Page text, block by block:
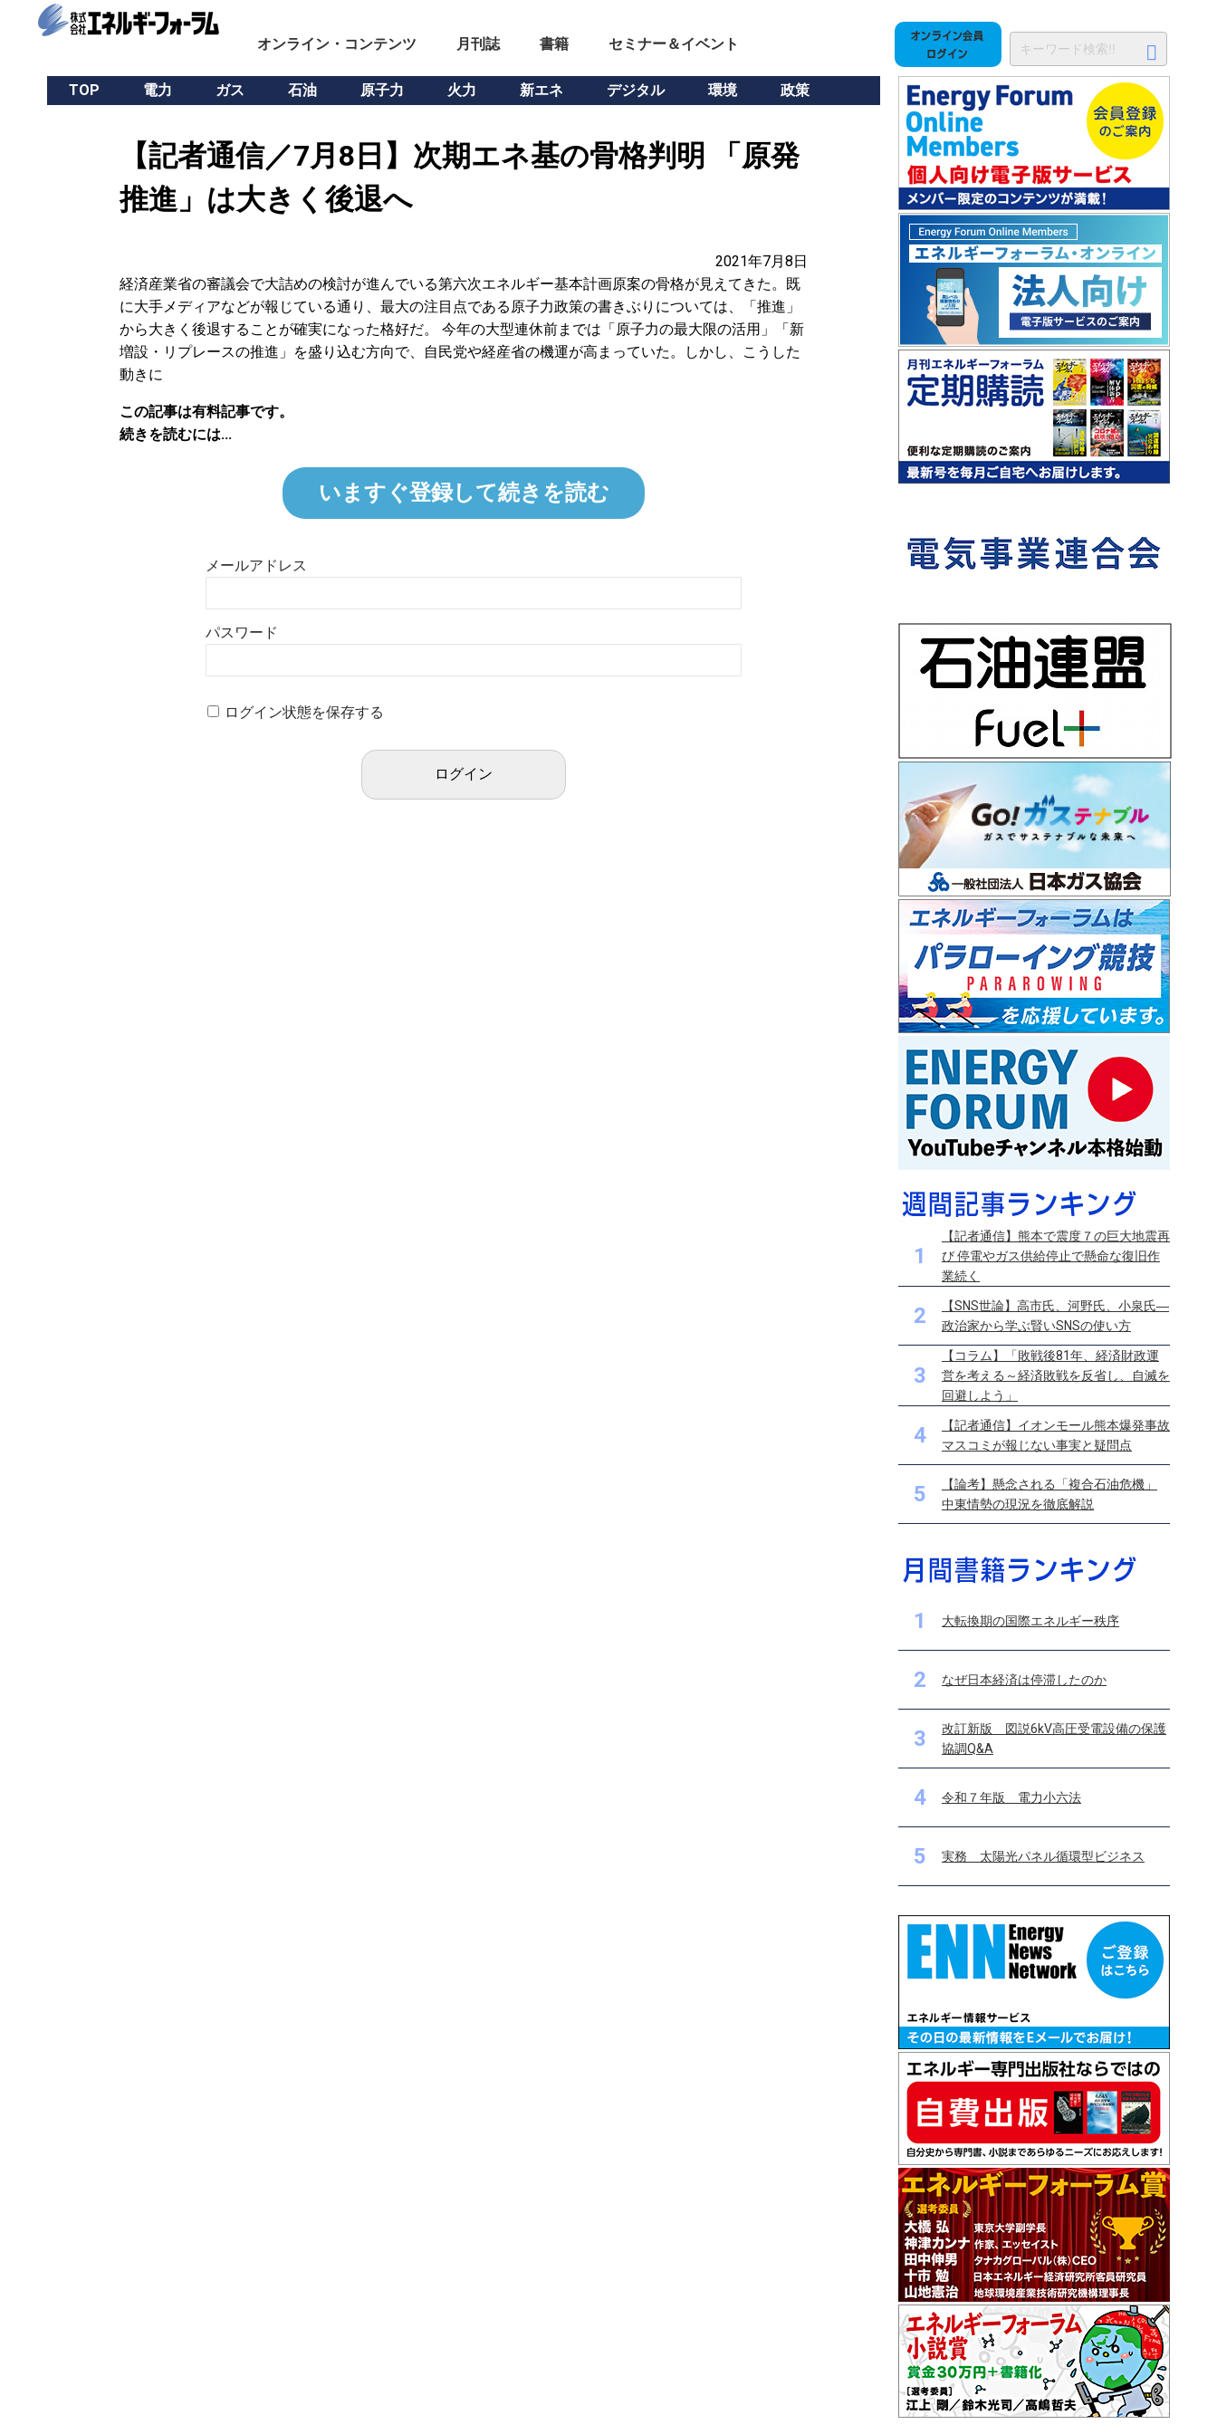
オンライン・コンテンツ 月刊誌 書籍 セミナー＆イベント
TOP 電力 ガス 石油 原子力 火力 新エネ デジタル 環境 政策
【記者通信／7月8日】次期エネ基の骨格判明 「原発
推進」は大きく後退へ
2021年7月8日
経済産業省の審議会で大詰めの検討が進んでいる第六次エネルギー基本計画原案の骨格が見えてきた。既
に大手メディアなどが報じている通り、最大の注目点である原子力政策の書きぶりについては、「推進」
から大きく後退することが確実になった格好だ。 今年の大型連休前までは「原子力の最大限の活用」「新
増設・リプレースの推進」を盛り込む方向で、自民党や経産省の機運が高まっていた。しかし、こうした
動きに
この記事は有料記事です。
続きを読むには...
いますぐ登録して続きを読む
メールアドレス
パスワード
ログイン状態を保存する
1
【記者通信】熊本で震度７の巨大地震再
び 停電やガス供給停止で懸命な復旧作
業続く
2
【SNS世論】高市氏、河野氏、小泉氏―
政治家から学ぶ賢いSNSの使い方
3
【コラム】「敗戦後81年、経済財政運
営を考える～経済敗戦を反省し、自滅を
回避しよう」
4
【記者通信】イオンモール熊本爆発事故
マスコミが報じない事実と疑問点
5
【論考】懸念される「複合石油危機」
中東情勢の現況を徹底解説
1 大転換期の国際エネルギー秩序
2 なぜ日本経済は停滞したのか
3
改訂新版 図説6kV高圧受電設備の保護
協調Q&A
4 令和７年版 電力小六法
5 実務 太陽光パネル循環型ビジネス